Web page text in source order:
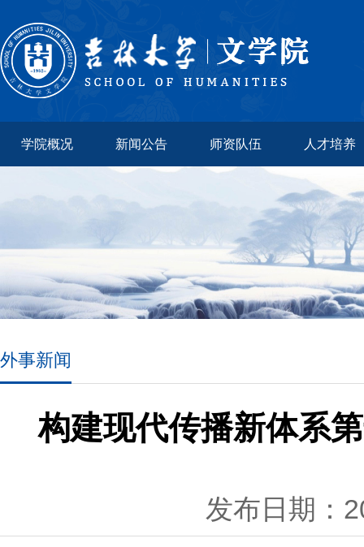
学院概况 新闻公告 师资队伍 人才培养
外事新闻
构建现代传播新体系
发布日期：